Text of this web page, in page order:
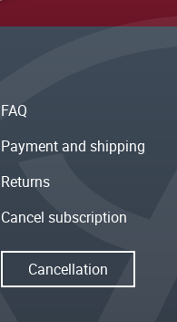
FAQ
Payment and shipping
Returns
Cancel subscription
Cancellation